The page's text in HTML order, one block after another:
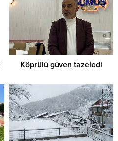
Köprülü güven tazeledi